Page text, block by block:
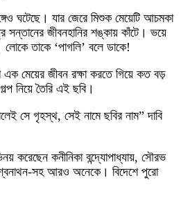
ঘটেছে। যার জেরে মিশুক মেয়েটি আচমকা
সন্তানের জীবনহানির শঙ্কায় কাঁটে। ভয়ে
লোকে তাকে ‘পাগলি’ বলে ডাকে!
মেয়ের জীবন রক্ষা করতে গিয়ে কত বড়
নিয়ে তৈরি এই ছবি।
সে গৃহস্থ, সেই নামে ছবির নাম” দাবি
করেছেন কনীনিকা বন্দ্যোপাধ্যায়, সৌরভ
সহ আরও অনেকে। বিদেশে পুরো